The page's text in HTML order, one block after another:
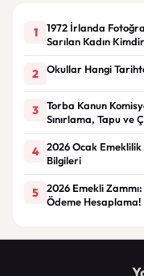
1
1972 İrlanda
Sarılan Kadın
2 Okullar Hangi
3
Torba Kanun
Sınırlama, Tapu ve
4
2026 Ocak
Bilgileri
5
2026 Emekli
Ödeme Hesaplama!